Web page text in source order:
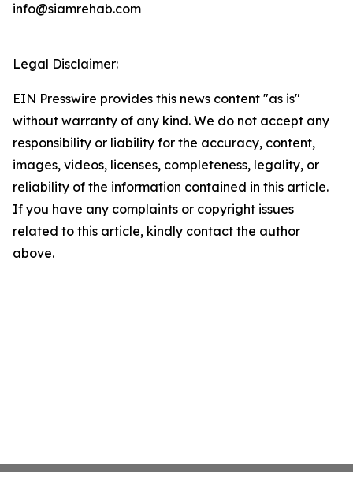
info@siamrehab.com
Legal Disclaimer:
EIN Presswire provides this news content "as is"
without warranty of any kind. We do not accept any
responsibility or liability for the accuracy, content,
images, videos, licenses, completeness, legality, or
reliability of the information contained in this article.
If you have any complaints or copyright issues
related to this article, kindly contact the author
above.